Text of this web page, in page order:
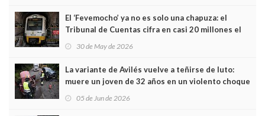
El ‘Fevemocho’ ya no es solo una chapuza: el
Tribunal de Cuentas cifra en casi 20 millones el
sobrecoste de los trenes que no cabían por los
30 de May de 2026
La variante de Avilés vuelve a teñirse de luto:
muere un joven de 32 años en un violento choque
frontal
05 de Jun de 2026